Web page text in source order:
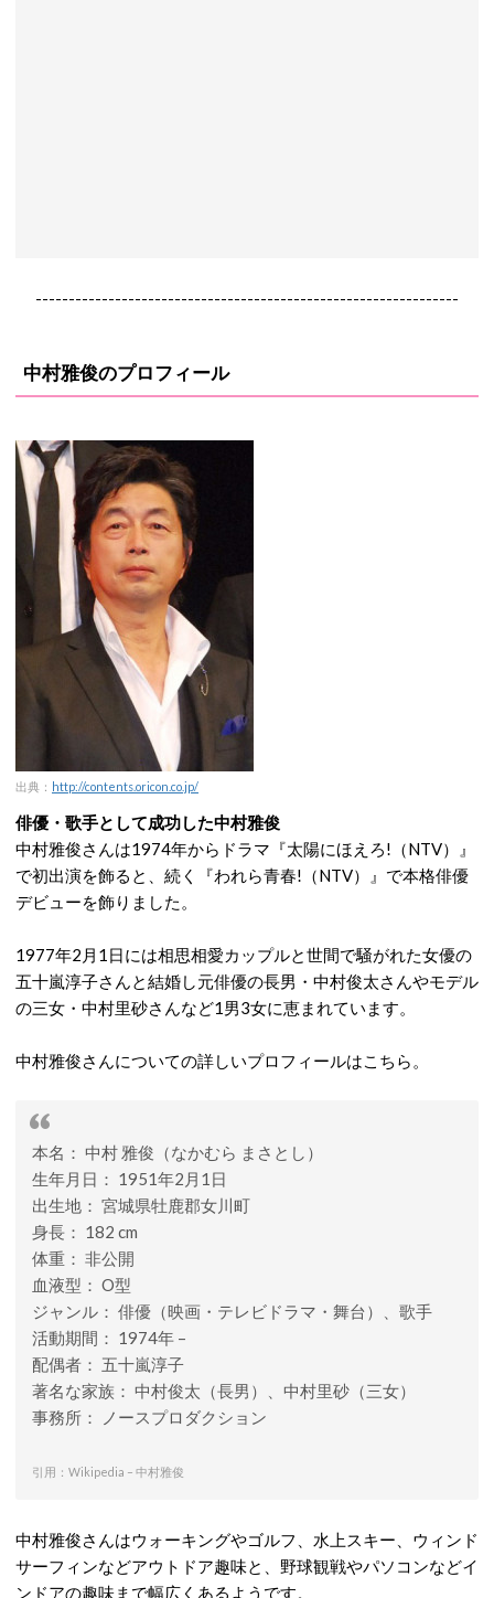
----------------------------------------------------------------
中村雅俊のプロフィール
出典： http://contents.oricon.co.jp/
俳優・歌手として成功した中村雅俊
中村雅俊さんは1974年からドラマ『太陽にほえろ!（NTV）』
で初出演を飾ると、続く『われら青春!（NTV）』で本格俳優
デビューを飾りました。
1977年2月1日には相思相愛カップルと世間で騒がれた女優の
五十嵐淳子さんと結婚し元俳優の長男・中村俊太さんやモデル
の三女・中村里砂さんなど1男3女に恵まれています。
中村雅俊さんについての詳しいプロフィールはこちら。
本名： 中村 雅俊（なかむら まさとし）
生年月日： 1951年2月1日
出生地： 宮城県牡鹿郡女川町
身長： 182 cm
体重： 非公開
血液型： O型
ジャンル： 俳優（映画・テレビドラマ・舞台）、歌手
活動期間： 1974年 –
配偶者： 五十嵐淳子
著名な家族： 中村俊太（長男）、中村里砂（三女）
事務所： ノースプロダクション
引用：Wikipedia – 中村雅俊
中村雅俊さんはウォーキングやゴルフ、水上スキー、ウィンド
サーフィンなどアウトドア趣味と、野球観戦やパソコンなどイ
ンドアの趣味まで幅広くあるようです。